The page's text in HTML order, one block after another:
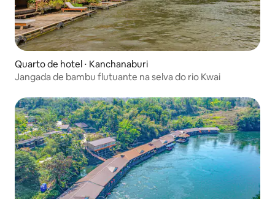
Quarto de hotel ⋅ Kanchanaburi
Jangada de bambu flutuante na selva do rio Kwai